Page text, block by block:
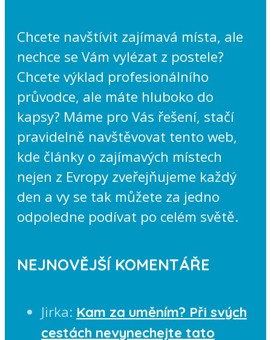
Chcete navštívit zajímavá místa, ale
nechce se Vám vylézat z postele?
Chcete výklad profesionálního
průvodce, ale máte hluboko do
kapsy? Máme pro Vás řešení, stačí
pravidelně navštěvovat tento web,
kde články o zajímavých místech
nejen z Evropy zveřejňujeme každý
den a vy se tak můžete za jedno
odpoledne podívat po celém světě.
NEJNOVĚJŠÍ KOMENTÁŘE
Jirka: Kam za uměním? Při svých
cestách nevynechejte tato